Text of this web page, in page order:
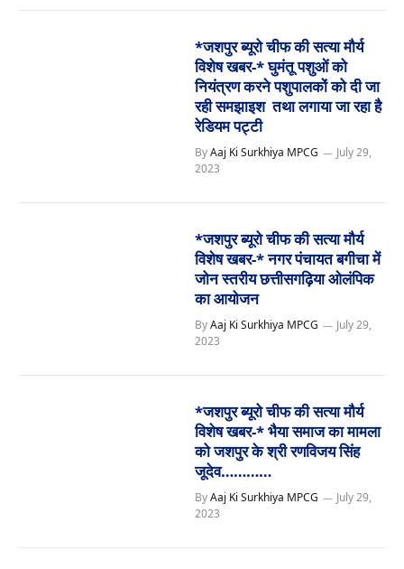
*जशपुर ब्यूरो चीफ की सत्या मौर्य
विशेष खबर-* घुमंतू पशुओं को
नियंत्रण करने पशुपालकों को दी जा
रही समझाइश तथा लगाया जा रहा है
रेडियम पट्टी
By Aaj Ki Surkhiya MPCG
July 29,
2023
*जशपुर ब्यूरो चीफ की सत्या मौर्य
विशेष खबर-* नगर पंचायत बगीचा में
जोन स्तरीय छत्तीसगढ़िया ओलंपिक
का आयोजन
By Aaj Ki Surkhiya MPCG
July 29,
2023
*जशपुर ब्यूरो चीफ की सत्या मौर्य
विशेष खबर-* भैया समाज का मामला
को जशपुर के श्री रणविजय सिंह
जूदेव…………
By Aaj Ki Surkhiya MPCG
July 29,
2023